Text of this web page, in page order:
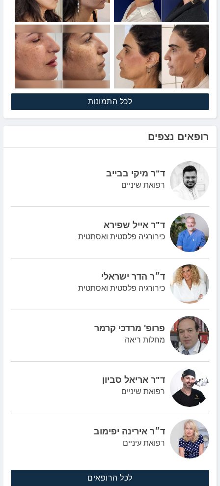
לכל התמונות
רופאים נצפים
ד"ר מיקי בבייב
רפואת שיניים
ד"ר אייל שפירא
כירורגיה פלסטית ואסתטית
ד״ר הדר ישראלי
כירורגיה פלסטית ואסתטית
פרופ' מרדכי קרמר
מחלות ריאה
ד"ר אריאל סביון
רפואת שיניים
ד״ר אירינה יפימוב
רפואת עיניים
לכל הרופאים